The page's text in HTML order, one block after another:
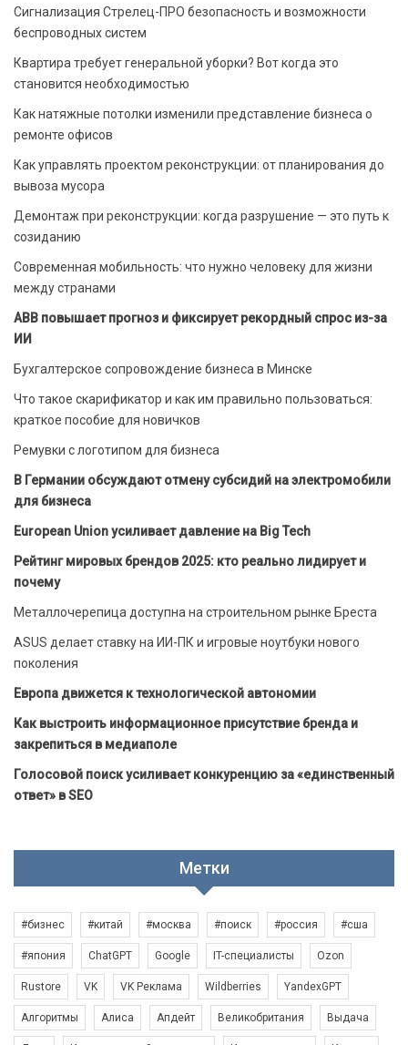
Сигнализация Стрелец-ПРО безопасность и возможности
беспроводных систем
Квартира требует генеральной уборки? Вот когда это
становится необходимостью
Как натяжные потолки изменили представление бизнеса о
ремонте офисов
Как управлять проектом реконструкции: от планирования до
вывоза мусора
Демонтаж при реконструкции: когда разрушение — это путь к
созиданию
Современная мобильность: что нужно человеку для жизни
между странами
ABB повышает прогноз и фиксирует рекордный спрос из-за
ИИ
Бухгалтерское сопровождение бизнеса в Минске
Что такое скарификатор и как им правильно пользоваться:
краткое пособие для новичков
Ремувки с логотипом для бизнеса
В Германии обсуждают отмену субсидий на электромобили
для бизнеса
European Union усиливает давление на Big Tech
Рейтинг мировых брендов 2025: кто реально лидирует и
почему
Металлочерепица доступна на строительном рынке Бреста
ASUS делает ставку на ИИ-ПК и игровые ноутбуки нового
поколения
Европа движется к технологической автономии
Как выстроить информационное присутствие бренда и
закрепиться в медиаполе
Голосовой поиск усиливает конкуренцию за «единственный
ответ» в SEO
Метки
#бизнес #китай #москва #поиск #россия #сша
#япония ChatGPT Google IT-специалисты Ozon
Rustore VK VK Реклама Wildberries YandexGPT
Алгоритмы Алиса Апдейт Великобритания Выдача